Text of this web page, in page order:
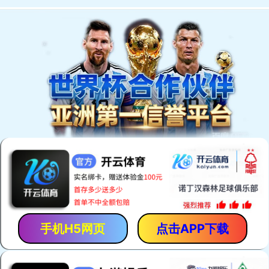
关于公司 新闻动态 公司产品
案例展示 人才招聘 技术支持 联系我们